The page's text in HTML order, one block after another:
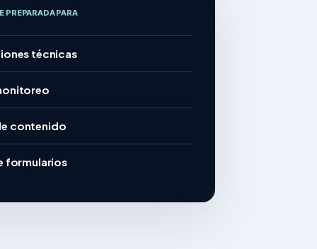
PREPARADA PARA
técnicas
contenido
formularios